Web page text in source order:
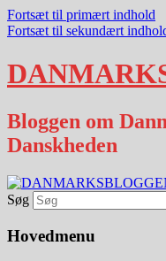
Fortsæt til primært indhold
Fortsæt til sekundært
Bloggen om
Danskheden
Søg
Hovedmenu